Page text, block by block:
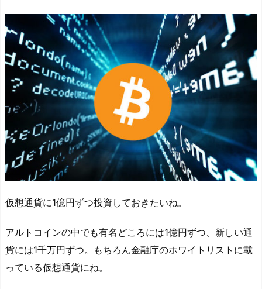
仮想通貨に1億円ずつ投資しておきたいね。
アルトコインの中でも有名どころには1億円ずつ、新しい通
貨には1千万円ずつ。もちろん金融庁のホワイトリストに載
っている仮想通貨にね。